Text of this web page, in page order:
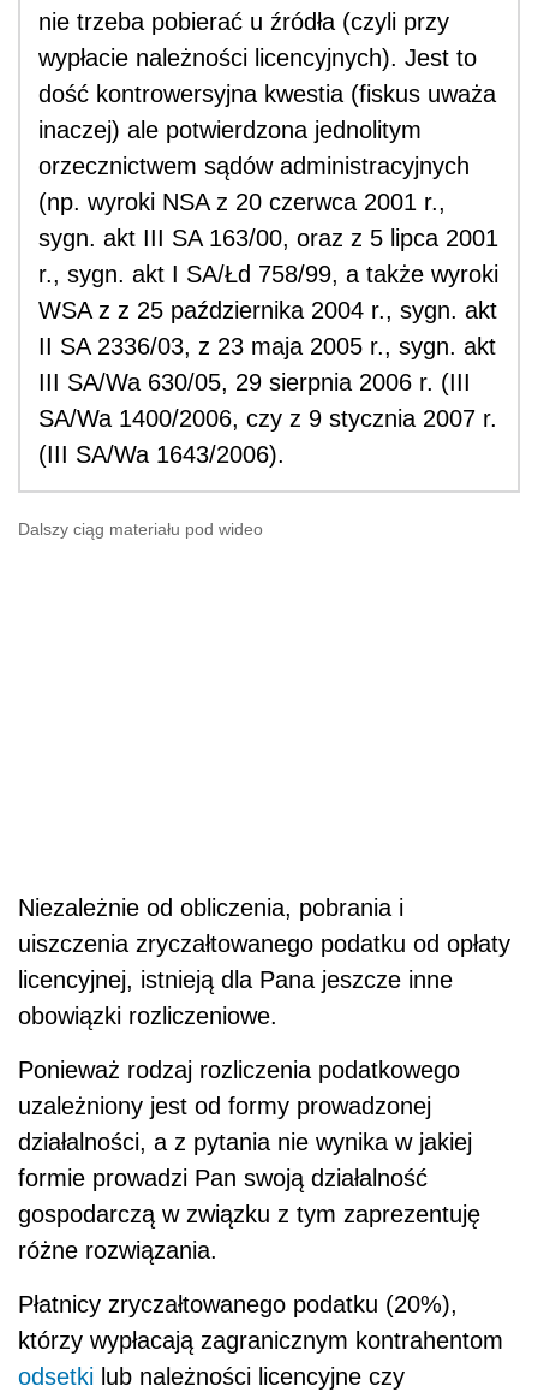
nie trzeba pobierać u źródła (czyli przy
wypłacie należności licencyjnych). Jest to
dość kontrowersyjna kwestia (fiskus uważa
inaczej) ale potwierdzona jednolitym
orzecznictwem sądów administracyjnych
(np. wyroki NSA z 20 czerwca 2001 r.,
sygn. akt III SA 163/00, oraz z 5 lipca 2001
r., sygn. akt I SA/Łd 758/99, a także wyroki
WSA z z 25 października 2004 r., sygn. akt
II SA 2336/03, z 23 maja 2005 r., sygn. akt
III SA/Wa 630/05, 29 sierpnia 2006 r. (III
SA/Wa 1400/2006, czy z 9 stycznia 2007 r.
(III SA/Wa 1643/2006).
Dalszy ciąg materiału pod wideo
Niezależnie od obliczenia, pobrania i
uiszczenia zryczałtowanego podatku od opłaty
licencyjnej, istnieją dla Pana jeszcze inne
obowiązki rozliczeniowe.
Ponieważ rodzaj rozliczenia podatkowego
uzależniony jest od formy prowadzonej
działalności, a z pytania nie wynika w jakiej
formie prowadzi Pan swoją działalność
gospodarczą w związku z tym zaprezentuję
różne rozwiązania.
Płatnicy zryczałtowanego podatku (20%),
którzy wypłacają zagranicznym kontrahentom
odsetki lub należności licencyjne czy